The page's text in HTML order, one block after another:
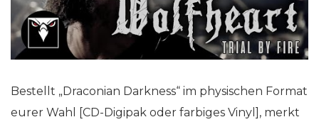
Bestellt „Draconian Darkness“ im physischen Format
eurer Wahl [CD-Digipak oder farbiges Vinyl], merkt